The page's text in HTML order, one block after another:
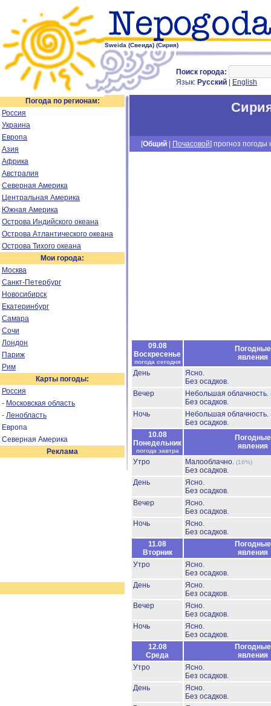
Sweida (Свеида) (Сирия)
Поиск города:
Язык: Русский English
Погода по регионам:
Россия
Украина
Европа
Азия
Африка
Австралия
Северная Америка
Центральная Америка
Южная Америка
Острова Индийского океана
Острова Атлантического океана
Острова Тихого океана
Мои города:
Москва
Санкт-Петербург
Новосибирск
Екатеринбург
Самара
Сочи
Лондон
Париж
Рим
Карты погоды:
Россия
- Московская область
- Ленобласть
Европа
Северная Америка
Реклама
[Общий Почасовой] прогноз погоды
09.08
Воскресенье
погода сегодня
Погодные
явления
День
Ясно.
Без осадков.
Вечер
Небольшая облачность.
Без осадков.
Ночь
Небольшая облачность.
Без осадков.
10.08
Понедельник
погода завтра
Погодные
явления
Утро
Малооблачно. (16%)
Без осадков.
День
Ясно.
Без осадков.
Вечер
Ясно.
Без осадков.
Ночь
Ясно.
Без осадков.
11.08
Вторник
Погодные
явления
Утро
Ясно.
Без осадков.
День
Ясно.
Без осадков.
Вечер
Ясно.
Без осадков.
Ночь
Ясно.
Без осадков.
12.08
Среда
Погодные
явления
Утро
Ясно.
Без осадков.
День
Ясно.
Без осадков.